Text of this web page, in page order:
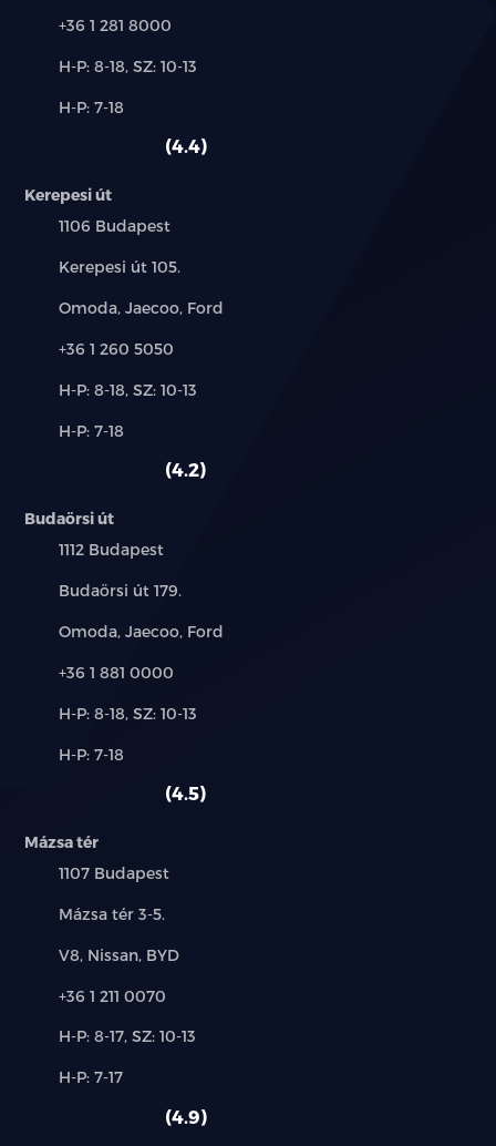
Telefon:
+36 1 281 8000
Új-
használt
H-P: 8-18, SZ: 10-13
Alkatrész,
H-P: 7-18
4.4
Kerepesi út
Település:
1106 Budapest
Cím:
Kerepesi út 105.
Márkák:
Omoda, Jaecoo, Ford
Telefon:
+36 1 260 5050
Új-
használt
H-P: 8-18, SZ: 10-13
Alkatrész,
H-P: 7-18
4.2
Budaörsi út
Település:
1112 Budapest
Cím:
Budaörsi út 179.
Márkák:
Omoda, Jaecoo, Ford
Telefon:
+36 1 881 0000
Új-
használt
H-P: 8-18, SZ: 10-13
Alkatrész,
H-P: 7-18
4.5
Mázsa tér
Település:
1107 Budapest
Cím:
Mázsa tér 3-5.
Márkák:
V8, Nissan, BYD
Telefon:
+36 1 211 0070
Új-
használt
H-P: 8-17, SZ: 10-13
Alkatrész,
H-P: 7-17
4.9